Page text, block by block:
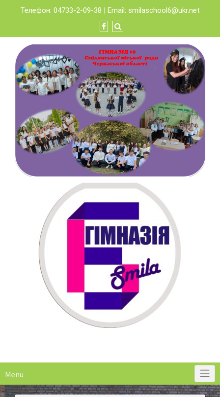
content
Телефон: 04733-2-09-38 | Email: smilaschool6@ukr.net
Menu